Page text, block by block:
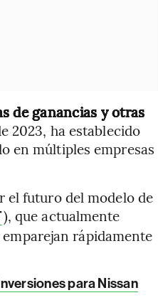
de ganancias y otras
2023, ha establecido
en múltiples empresas
el futuro del modelo de
), que actualmente
rápidamente
para Nissan